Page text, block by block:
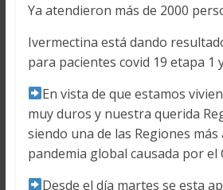
Ya atendieron más de 2000
Ivermectina está dando
para pacientes covid 19 etapa 1
En vista de que estamos
muy duros y nuestra querida
siendo una de las Regiones
pandemia global causada por el
Desde el día martes se esta